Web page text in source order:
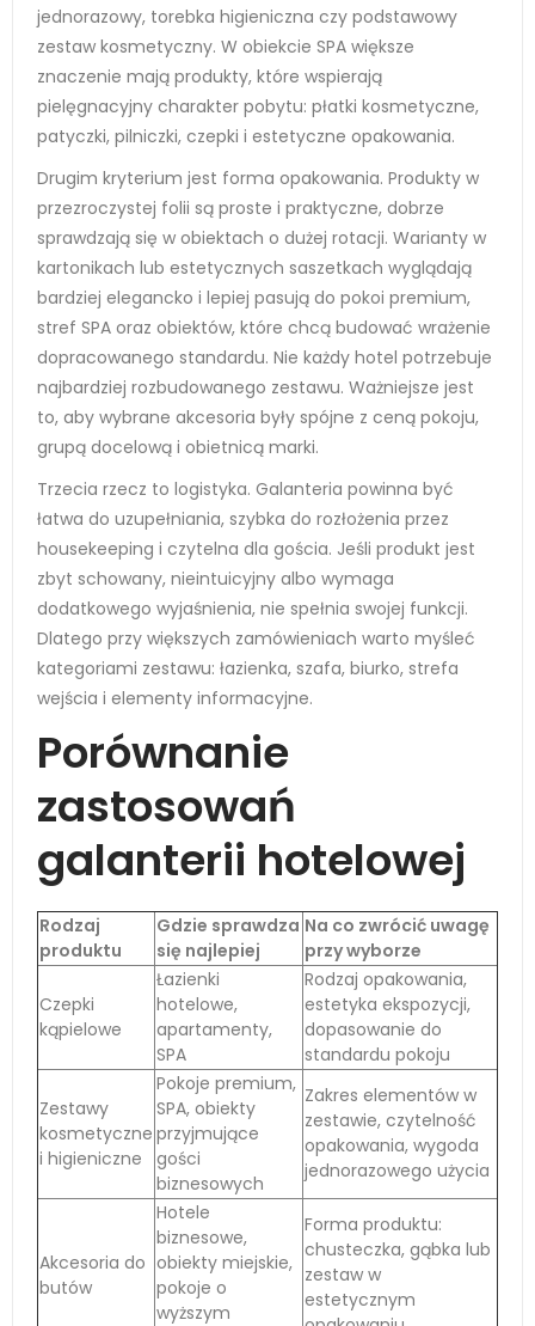
jednorazowy, torebka higieniczna czy podstawowy
zestaw kosmetyczny. W obiekcie SPA większe
znaczenie mają produkty, które wspierają
pielęgnacyjny charakter pobytu: płatki kosmetyczne,
patyczki, pilniczki, czepki i estetyczne opakowania.
Drugim kryterium jest forma opakowania. Produkty w
przezroczystej folii są proste i praktyczne, dobrze
sprawdzają się w obiektach o dużej rotacji. Warianty w
kartonikach lub estetycznych saszetkach wyglądają
bardziej elegancko i lepiej pasują do pokoi premium,
stref SPA oraz obiektów, które chcą budować wrażenie
dopracowanego standardu. Nie każdy hotel potrzebuje
najbardziej rozbudowanego zestawu. Ważniejsze jest
to, aby wybrane akcesoria były spójne z ceną pokoju,
grupą docelową i obietnicą marki.
Trzecia rzecz to logistyka. Galanteria powinna być
łatwa do uzupełniania, szybka do rozłożenia przez
housekeeping i czytelna dla gościa. Jeśli produkt jest
zbyt schowany, nieintuicyjny albo wymaga
dodatkowego wyjaśnienia, nie spełnia swojej funkcji.
Dlatego przy większych zamówieniach warto myśleć
kategoriami zestawu: łazienka, szafa, biurko, strefa
wejścia i elementy informacyjne.
Porównanie
zastosowań
galanterii hotelowej
Rodzaj
produktu
Gdzie sprawdza
się najlepiej
Na co zwrócić uwagę
przy wyborze
Czepki
kąpielowe
Łazienki
hotelowe,
apartamenty,
SPA
Rodzaj opakowania,
estetyka ekspozycji,
dopasowanie do
standardu pokoju
Zestawy
kosmetyczne
i higieniczne
Pokoje premium,
SPA, obiekty
przyjmujące
gości
biznesowych
Zakres elementów w
zestawie, czytelność
opakowania, wygoda
jednorazowego użycia
Akcesoria do
butów
Hotele
biznesowe,
obiekty miejskie,
pokoje o
wyższym
Forma produktu:
chusteczka, gąbka lub
zestaw w
estetycznym